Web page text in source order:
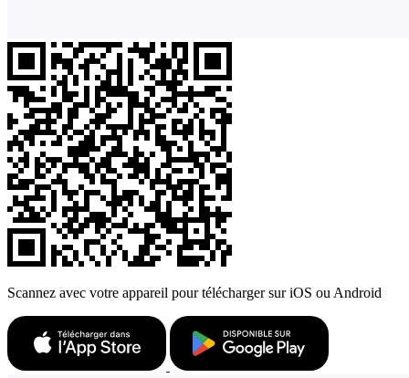
Scannez avec votre appareil pour télécharger sur iOS ou Android